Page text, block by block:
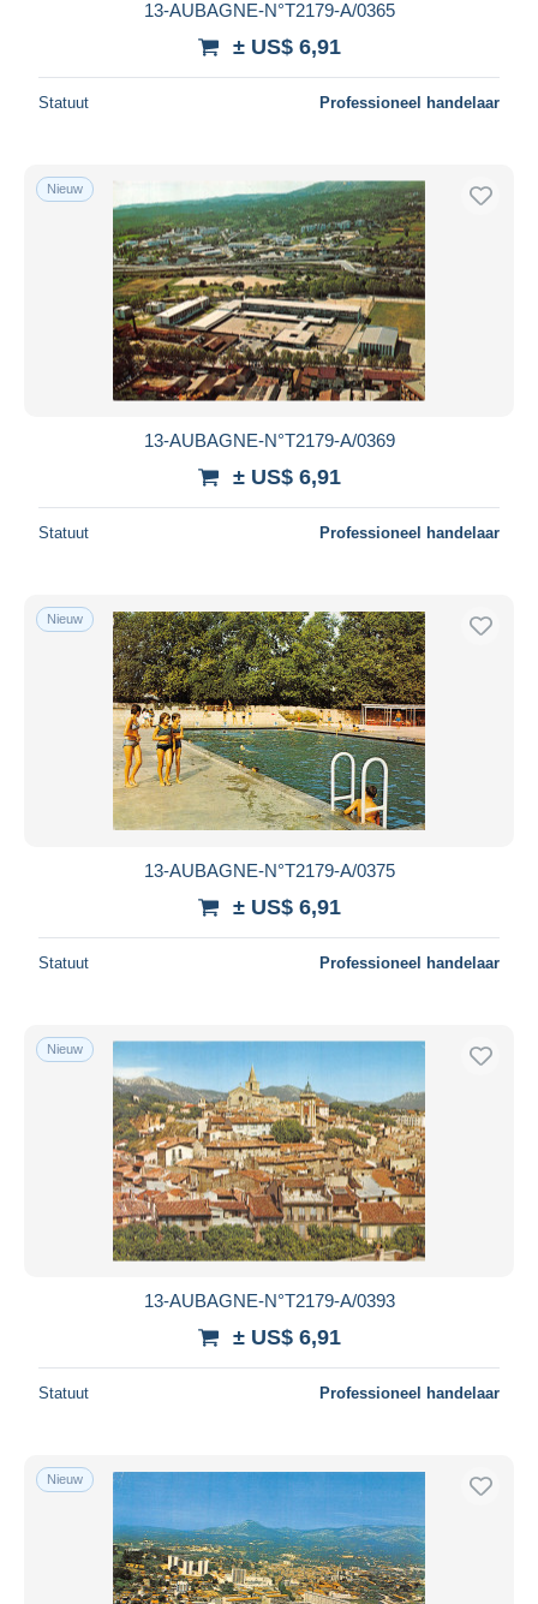
13-AUBAGNE-N°T2179-A/0365
± US$ 6,91
Statuut Professioneel handelaar
Nieuw
13-AUBAGNE-N°T2179-A/0369
± US$ 6,91
Statuut Professioneel handelaar
Nieuw
13-AUBAGNE-N°T2179-A/0375
± US$ 6,91
Statuut Professioneel handelaar
Nieuw
13-AUBAGNE-N°T2179-A/0393
± US$ 6,91
Statuut Professioneel handelaar
Nieuw